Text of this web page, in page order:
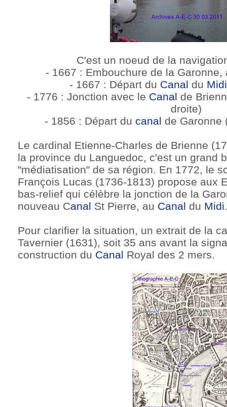
C'est un noeud de la
- 1667 : Embouchure de la
- 1667 : Départ du Canal du Midi
- 1776 : Jonction avec le Canal de
droite)
- 1856 : Départ du canal de Garonne
Le cardinal Etienne-Charles de Brienne
la province du Languedoc, c'est un grand
"médiatisation" de sa région. En 1772, le
François Lucas (1736-1813) propose aux
bas-relief qui célèbre la jonction de la
nouveau Canal St Pierre, au Canal du Midi.
Pour clarifier la situation, un extrait de la
Tavernier (1631), soit 35 ans avant la
construction du Canal Royal des 2 mers.